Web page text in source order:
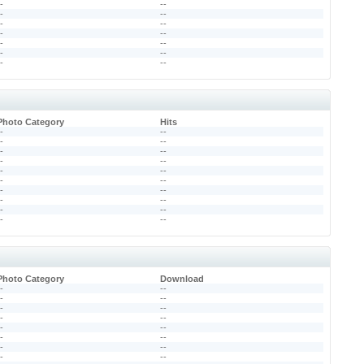
--
--
--
--
--
--
--
Category
Hits
--
--
--
--
--
--
--
--
--
--
Category
Download
--
--
--
--
--
--
--
--